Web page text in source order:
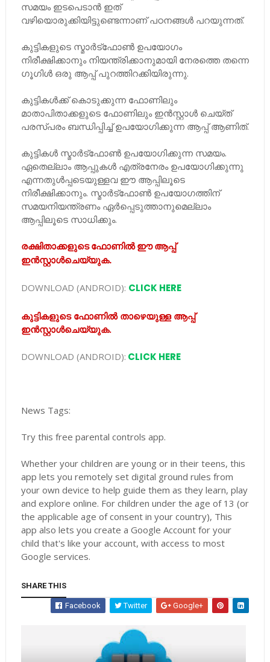
സമയം ഇടപെടാൻ ഇത്
വഴിയൊരുക്കിയിട്ടുണ്ടെന്നാണ് പഠനങ്ങൾ പറയുന്നത്.
കുട്ടികളുടെ സ്മാർട്ഫോൺ ഉപയോഗം
നിരീക്ഷിക്കാനും നിയന്ത്രിക്കാനുമായി നേരത്തെ തന്നെ
ഗൂഗിൾ ഒരു ആപ്പ് പുറത്തിറക്കിയിരുന്നു.
കുട്ടികൾക്ക് കൊടുക്കുന്ന ഫോണിലും
മാതാപിതാക്കളുടെ ഫോണിലും ഇൻസ്റ്റാൾ ചെയ്ത്
പരസ്പരം ബന്ധിപ്പിച്ച് ഉപയോഗിക്കുന്ന ആപ്പ് ആണിത്.
കുട്ടികൾ സ്മാർട്ഫോൺ ഉപയോഗിക്കുന്ന സമയം.
ഏതെല്ലാം ആപ്പുകൾ എത്രനേരം ഉപയോഗിക്കുന്നു
എന്നതുൾപ്പടെയുള്ളവ ഈ ആപ്പിലൂടെ
നിരീക്ഷിക്കാനും. സ്മാർട്ഫോൺ ഉപയോഗത്തിന്
സമയനിയന്ത്രണം ഏർപ്പെടുത്താനുമെല്ലാം
ആപ്പിലൂടെ സാധിക്കും.
രക്ഷിതാക്കളുടെ ഫോണിൽ ഈ ആപ്പ്
ഇൻസ്റ്റാൾചെയ്യുക.
DOWNLOAD (ANDROID): CLICK HERE
കുട്ടികളുടെ ഫോണിൽ താഴെയുള്ള ആപ്പ്
ഇൻസ്റ്റാൾചെയ്യുക.
DOWNLOAD (ANDROID): CLICK HERE
News Tags:
Try this free parental controls app.
Whether your children are young or in their teens, this
app lets you remotely set digital ground rules from
your own device to help guide them as they learn, play
and explore online. For children under the age of 13 (or
the applicable age of consent in your country), This
app also lets you create a Google Account for your
child that's like your account, with access to most
Google services.
SHARE THIS
Facebook Twitter Google+